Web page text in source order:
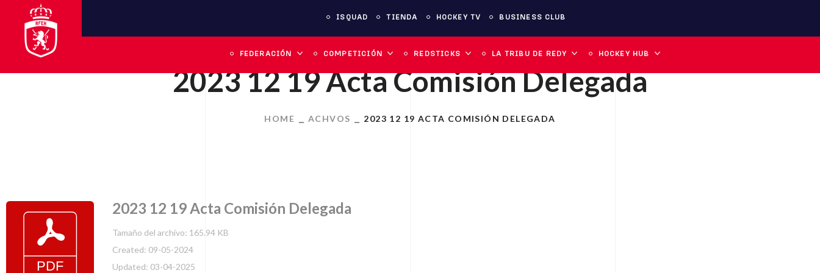
ISQUAD TIENDA HOCKEY TV BUSINESS CLUB
FEDERACIÓN COMPETICIÓN REDSTICKS LA TRIBU DE REDY HOCKEY HUB
2023 12 19 Acta Comisión Delegada
HOME ACHVOS 2023 12 19 ACTA COMISIÓN DELEGADA
2023 12 19 Acta Comisión Delegada
Tamaño del archivo: 165.94 KB
Created: 09-05-2024
Updated: 03-04-2025